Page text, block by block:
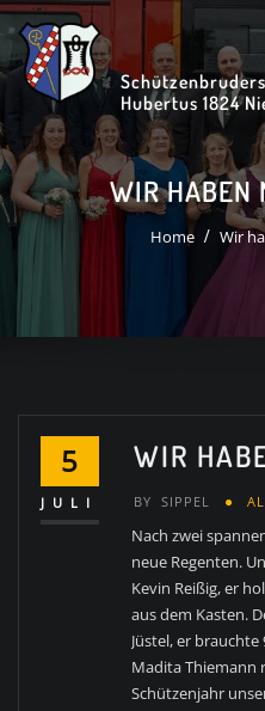
Skip
to
content
Hubertus 1824
WIR HABEN
Home Wir
5
JULI
WIR
BY SIPPEL
Nach zwei
neue Regenten.
Kevin Reißig, er
aus dem Kasten.
Jüstel, er
Madita Thiemann
Schützenjahr